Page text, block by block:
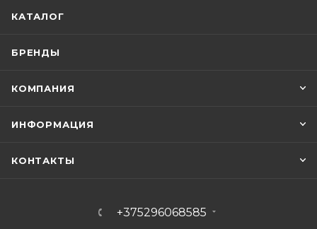
КАТАЛОГ
БРЕНДЫ
КОМПАНИЯ
ИНФОРМАЦИЯ
КОНТАКТЫ
+375296068585